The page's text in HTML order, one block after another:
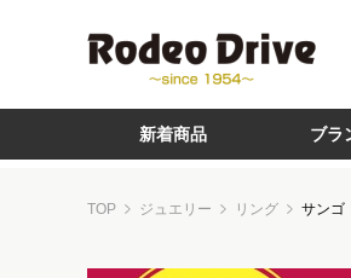
新着商品 ブラ
TOP ジュエリー リング サンゴ